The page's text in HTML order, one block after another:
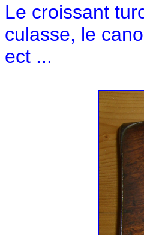
Le croissant
culasse, le
ect ...